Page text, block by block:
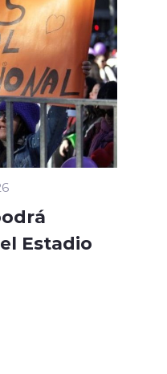
Estadio